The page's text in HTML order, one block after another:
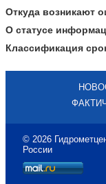
Откуда возникают
О статусе
Классификация
© 2026
России